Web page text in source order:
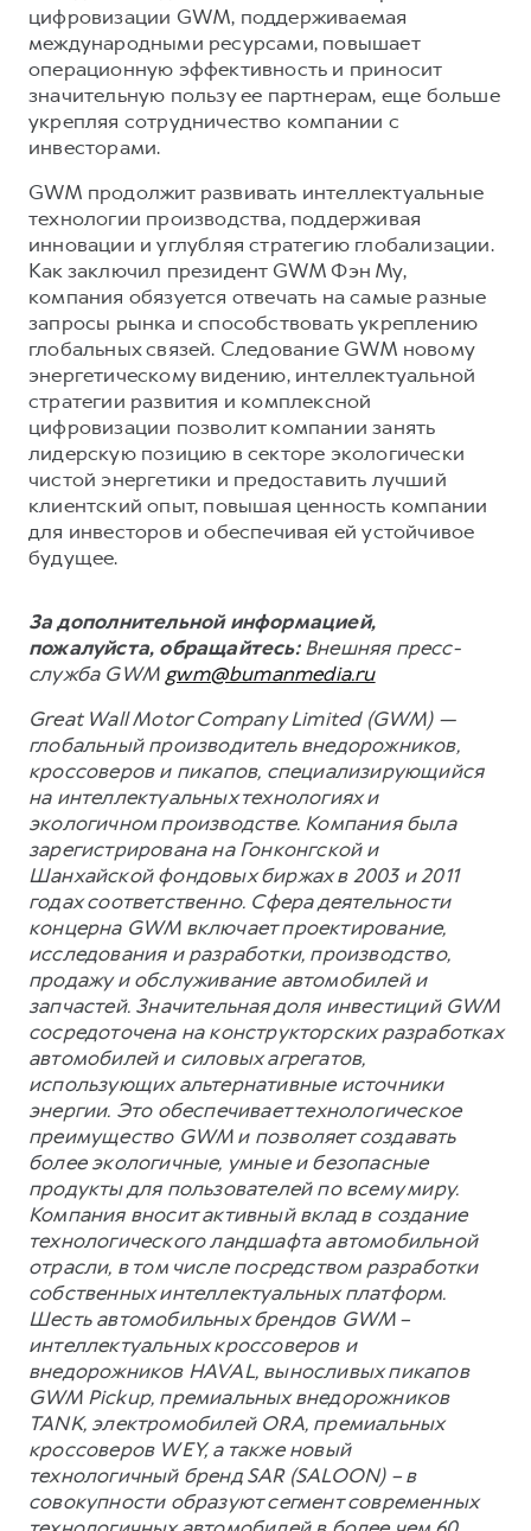
цифровизации GWM, поддерживаемая
международными ресурсами, повышает
операционную эффективность и приносит
значительную пользу ее партнерам, еще больше
укрепляя сотрудничество компании с
инвесторами.
GWM продолжит развивать интеллектуальные
технологии производства, поддерживая
инновации и углубляя стратегию глобализации.
Как заключил президент GWM Фэн Му,
компания обязуется отвечать на самые разные
запросы рынка и способствовать укреплению
глобальных связей. Следование GWM новому
энергетическому видению, интеллектуальной
стратегии развития и комплексной
цифровизации позволит компании занять
лидерскую позицию в секторе экологически
чистой энергетики и предоставить лучший
клиентский опыт, повышая ценность компании
для инвесторов и обеспечивая ей устойчивое
будущее.
За дополнительной информацией,
пожалуйста, обращайтесь: Внешняя пресс-
служба GWM gwm@bumanmedia.ru
Great Wall Motor Company Limited (GWM) —
глобальный производитель внедорожников,
кроссоверов и пикапов, специализирующийся
на интеллектуальных технологиях и
экологичном производстве. Компания была
зарегистрирована на Гонконгской и
Шанхайской фондовых биржах в 2003 и 2011
годах соответственно. Сфера деятельности
концерна GWM включает проектирование,
исследования и разработки, производство,
продажу и обслуживание автомобилей и
запчастей. Значительная доля инвестиций GWM
сосредоточена на конструкторских разработках
автомобилей и силовых агрегатов,
использующих альтернативные источники
энергии. Это обеспечивает технологическое
преимущество GWM и позволяет создавать
более экологичные, умные и безопасные
продукты для пользователей по всему миру.
Компания вносит активный вклад в создание
технологического ландшафта автомобильной
отрасли, в том числе посредством разработки
собственных интеллектуальных платформ.
Шесть автомобильных брендов GWM –
интеллектуальных кроссоверов и
внедорожников HAVAL, выносливых пикапов
GWM Pickup, премиальных внедорожников
TANK, электромобилей ORA, премиальных
кроссоверов WEY, а также новый
технологичный бренд SAR (SALOON) – в
совокупности образуют сегмент современных